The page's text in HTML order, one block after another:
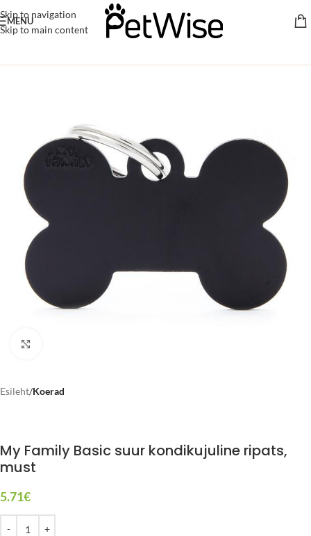
Skip to navigation
Skip to main content
MENU
Esileht Koerad
My Family Basic suur kondikujuline ripats,
must
5.71€